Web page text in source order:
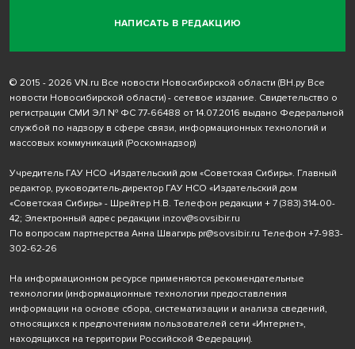
НАПИСАТЬ В РЕДАКЦИЮ
© 2015 - 2026 VN.ru Все новости Новосибирской области (ВН.ру Все
новости Новосибирской области) - сетевое издание. Свидетельство о
регистрации СМИ ЭЛ № ФС 77-66488 от 14.07.2016 выдано Федеральной
службой по надзору в сфере связи, информационных технологий и
массовых коммуникаций (Роскомнадзор)
Учредитель ГАУ НСО «Издательский дом «Советская Сибирь». Главный
редактор, руководитель-директор ГАУ НСО «Издательский дом
«Советская Сибирь» - Шрейтер Н.В. Телефон редакции + 7 (383) 314-00-
42; Электронный адрес редакции inzov@sovsibir.ru
По вопросам партнерства Анна Швагирь pr@sovsibir.ru Телефон +7-983-
302-62-26
На информационном ресурсе применяются рекомендательные
технологии (информационные технологии предоставления
информации на основе сбора, систематизации и анализа сведений,
относящихся к предпочтениям пользователей сети «Интернет»,
находящихся на территории Российской Федерации).